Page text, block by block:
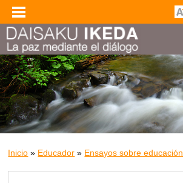
Inicio » Educador » Ensayos sobre educación